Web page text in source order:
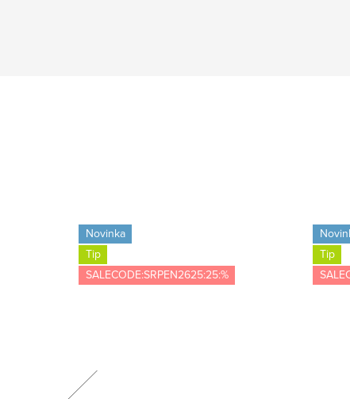
Novinka
Tip
SALECODE:SRPEN2625:25:%
Tip